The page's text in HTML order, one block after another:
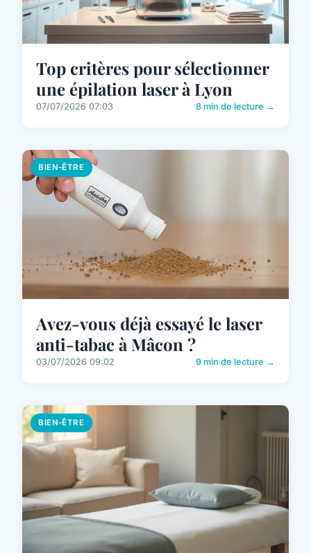
Top critères pour sélectionner
une épilation laser à Lyon
07/07/2026 07:03 8 min de lecture →
BIEN-ÊTRE
Avez-vous déjà essayé le laser
anti-tabac à Mâcon ?
03/07/2026 09:02 9 min de lecture →
BIEN-ÊTRE